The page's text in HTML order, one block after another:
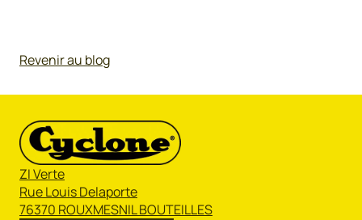
Revenir au blog
ZI Verte
Rue Louis Delaporte
76370 ROUXMESNIL BOUTEILLES